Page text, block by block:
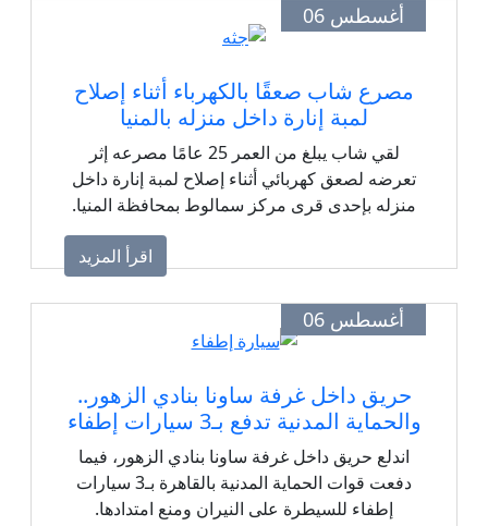
أغسطس 06
مصرع شاب صعقًا بالكهرباء أثناء إصلاح
لمبة إنارة داخل منزله بالمنيا
لقي شاب يبلغ من العمر 25 عامًا مصرعه إثر
تعرضه لصعق كهربائي أثناء إصلاح لمبة إنارة داخل
منزله بإحدى قرى مركز سمالوط بمحافظة المنيا.
اقرأ المزيد
أغسطس 06
حريق داخل غرفة ساونا بنادي الزهور..
والحماية المدنية تدفع بـ3 سيارات إطفاء
اندلع حريق داخل غرفة ساونا بنادي الزهور، فيما
دفعت قوات الحماية المدنية بالقاهرة بـ3 سيارات
إطفاء للسيطرة على النيران ومنع امتدادها.